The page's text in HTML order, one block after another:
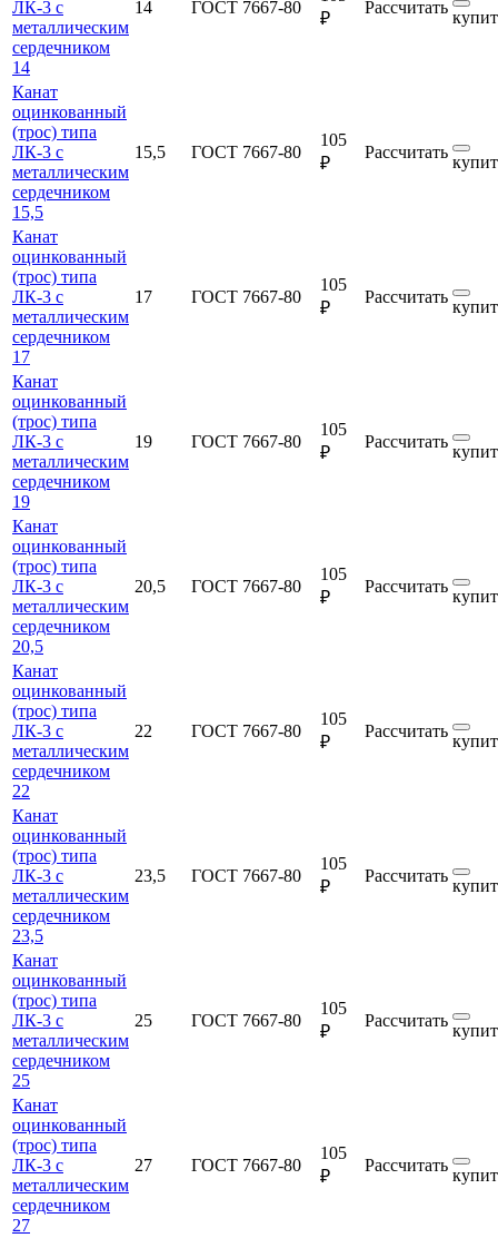
ЛК-3 с
металлическим
сердечником
14
14 ГОСТ 7667-80
₽
Рассчитать
Канат
оцинкованный
(трос) типа
ЛК-3 с
металлическим
сердечником
15,5
15,5 ГОСТ 7667-80
105
₽
Рассчитать
Канат
оцинкованный
(трос) типа
ЛК-3 с
металлическим
сердечником
17
17 ГОСТ 7667-80
105
₽
Рассчитать
Канат
оцинкованный
(трос) типа
ЛК-3 с
металлическим
сердечником
19
19 ГОСТ 7667-80
105
₽
Рассчитать
Канат
оцинкованный
(трос) типа
ЛК-3 с
металлическим
сердечником
20,5
20,5 ГОСТ 7667-80
105
₽
Рассчитать
Канат
оцинкованный
(трос) типа
ЛК-3 с
металлическим
сердечником
22
22 ГОСТ 7667-80
105
₽
Рассчитать
Канат
оцинкованный
(трос) типа
ЛК-3 с
металлическим
сердечником
23,5
23,5 ГОСТ 7667-80
105
₽
Рассчитать
Канат
оцинкованный
(трос) типа
ЛК-3 с
металлическим
сердечником
25
25 ГОСТ 7667-80
105
₽
Рассчитать
Канат
оцинкованный
(трос) типа
ЛК-3 с
металлическим
сердечником
27
27 ГОСТ 7667-80
105
₽
Рассчитать